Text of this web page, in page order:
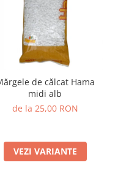
de călcat Hama
midi alb
de la 25,00 RON
VEZI VARIANTE